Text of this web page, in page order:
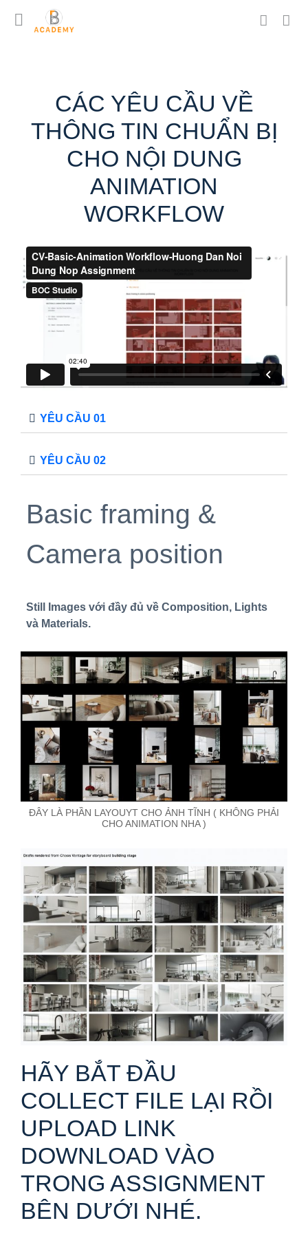
CÁC YÊU CẦU VỀ
THÔNG TIN CHUẨN BỊ
CHO NỘI DUNG
ANIMATION
WORKFLOW
YÊU CẦU 01
YÊU CẦU 02
Basic framing &
Camera position
Still Images với đầy đủ về Composition, Lights
và Materials.
ĐÂY LÀ PHẦN LAYOUYT CHO ẢNH TĨNH ( KHÔNG PHẢI
CHO ANIMATION NHA )
HÃY BẮT ĐẦU
COLLECT FILE LẠI RỒI
UPLOAD LINK
DOWNLOAD VÀO
TRONG ASSIGNMENT
BÊN DƯỚI NHÉ.